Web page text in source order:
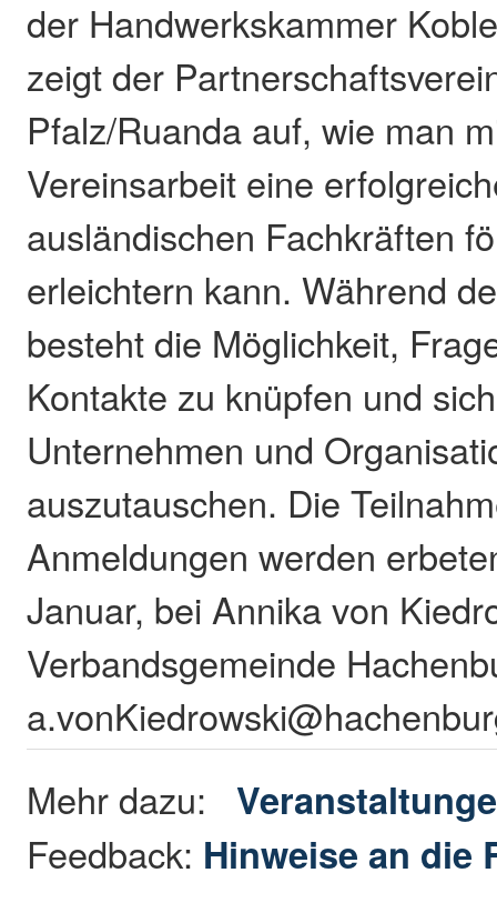
der Handwerkskammer
zeigt der
Pfalz/Ruanda auf, wie man
Vereinsarbeit eine
ausländischen Fachkräften
erleichtern kann. Während
besteht die Möglichkeit,
Kontakte zu knüpfen und
Unternehmen und
auszutauschen. Die
Anmeldungen werden
Januar, bei Annika von
Verbandsgemeinde
Mehr dazu:
Feedback: Hinweise an die